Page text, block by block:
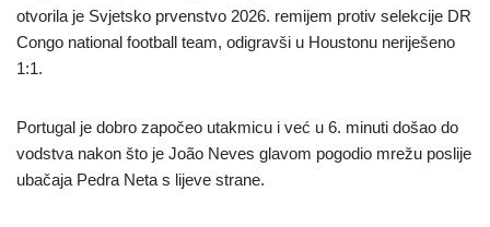
otvorila je Svjetsko prvenstvo 2026. remijem protiv selekcije DR
Congo national football team, odigravši u Houstonu neriješeno
1:1.
Portugal je dobro započeo utakmicu i već u 6. minuti došao do
vodstva nakon što je João Neves glavom pogodio mrežu poslije
ubačaja Pedra Neta s lijeve strane.